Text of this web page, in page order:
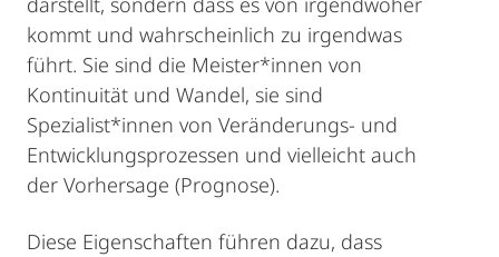
kommt und wahrscheinlich zu irgendwas
führt. Sie sind die Meister*innen von
Kontinuität und Wandel, sie sind
Spezialist*innen von Veränderungs- und
Entwicklungsprozessen und vielleicht auch
der Vorhersage (Prognose).
Diese Eigenschaften führen dazu, dass